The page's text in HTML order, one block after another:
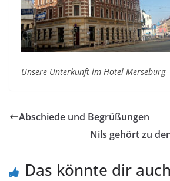
Unsere Unterkunft im Hotel Merseburg
Abschiede und Begrüßungen
Nils gehört zu
Das könnte dir